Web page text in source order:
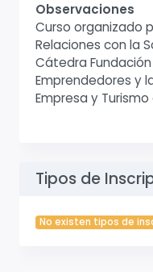
Observaciones
Curso organizado
Relaciones con la
Cátedra
Emprendedores y
Empresa y Turismo
Tipos de
No existen tipos de